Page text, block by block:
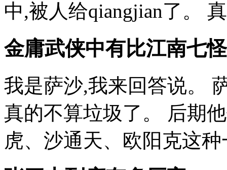
中,被人给qiangjian了。
金庸武侠中有比江南七
我是萨沙,我来回答说。
真的不算垃圾了。 后期
虎、沙通天、欧阳克这